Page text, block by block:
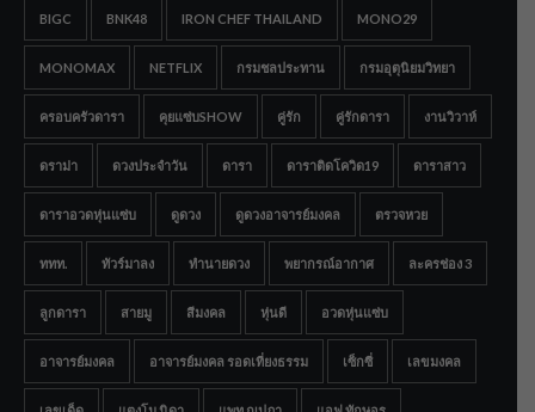
BIGC BNK48 IRON CHEF THAILAND MONO29
MONOMAX NETFLIX กรมชลประทาน กรมอุตุนิยมวิทยา
ครอบครัวดารา คุยแซ่บSHOW คู่รัก คู่รักดารา งานวิวาห์
ดราม่า ดวงประจำวัน ดารา ดาราติดโควิด19 ดาราสาว
ดาราอวดหุ่นแซ่บ ดูดวง ดูดวงอาจารย์มงคล ตรวจหวย
ททท. ทัวร์มาลง ทำนายดวง พยากรณ์อากาศ ละครช่อง 3
ลูกดารา สายมู สีมงคล หุ่นดี อวดหุ่นแซ่บ
อาจารย์มงคล อาจารย์มงคล รอดเที่ยงธรรม เซ็กซี่ เลขมงคล